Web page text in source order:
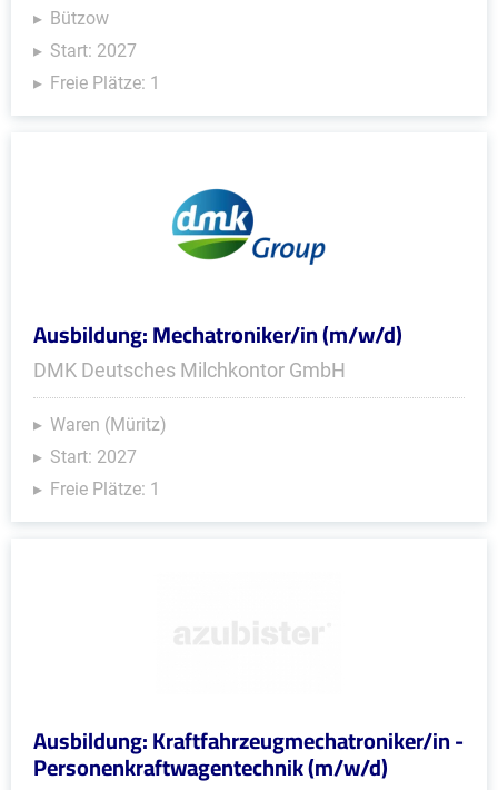
Bützow
Start: 2027
Freie Plätze: 1
Ausbildung: Mechatroniker/in (m/w/d)
DMK Deutsches Milchkontor GmbH
Waren (Müritz)
Start: 2027
Freie Plätze: 1
Ausbildung: Kraftfahrzeugmechatroniker/in -
Personenkraftwagentechnik (m/w/d)